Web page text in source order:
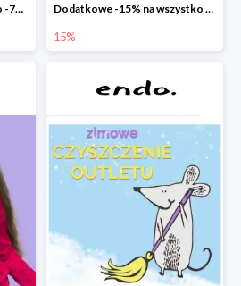
Finał wyprzedaży w Endo do -70% Dodatkowe -15% na wszystko z wyprzedaży w Endo
15%